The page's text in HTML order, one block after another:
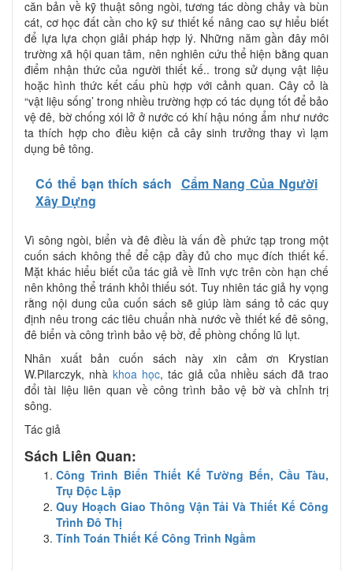
căn bản về kỹ thuật sông ngòi, tương tác dòng chảy và bùn
cát, cơ học đất cần cho kỹ sư thiết kế nâng cao sự hiểu biết
để lựa lựa chọn giải pháp hợp lý. Những năm gần đây môi
trường xã hội quan tâm, nên nghiên cứu thể hiện bằng quan
điểm nhận thức của người thiết kế.. trong sử dụng vật liệu
hoặc hình thức kết cấu phù hợp với cảnh quan. Cây cỏ là
“vật liệu sống’ trong nhiều trường hợp có tác dụng tốt để bảo
vệ đê, bờ chống xói lở ở nước có khí hậu nóng ẩm như nước
ta thích hợp cho điều kiện cả cây sinh trưởng thay vì lạm
dụng bê tông.
Có thể bạn thích sách Cẩm Nang Của Người
Xây Dựng
Vì sông ngòi, biển và đê điều là vấn đề phức tạp trong một
cuốn sách không thể để cập đầy đủ cho mục đích thiết kế.
Mặt khác hiểu biết của tác giả về lĩnh vực trên còn hạn chế
nên không thể tránh khỏi thiếu sót. Tuy nhiên tác giả hy vọng
rằng nội dung của cuốn sách sẽ giúp làm sáng tỏ các quy
định nêu trong các tiêu chuẩn nhà nước về thiết kế đê sông,
đê biển và công trình bảo vệ bờ, để phòng chống lũ lụt.
Nhân xuất bản cuốn sách này xin cảm ơn Krystian
W.Pilarczyk, nhàkhoa học, tác giả của nhiều sách đã trao
đổi tài liệu liên quan về công trình bảo vệ bờ và chỉnh trị
sông.
Tác giả
Sách Liên Quan:
Công Trình Biển Thiết Kế Tường Bến, Cầu Tàu,
Trụ Độc Lập
Quy Hoạch Giao Thông Vận Tải Và Thiết Kế Công
Trình Đô Thị
Tính Toán Thiết Kế Công Trình Ngầm